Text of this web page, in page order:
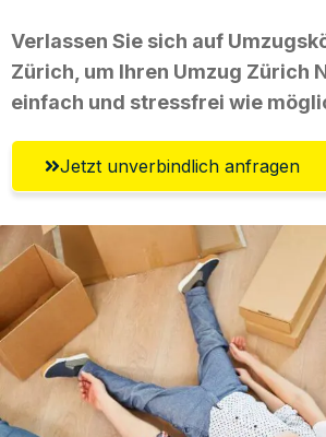
Verlassen Sie sich auf
Zürich, um Ihren Umzug Zürich
einfach und stressfrei wie
Jetzt unverbindlich anfragen